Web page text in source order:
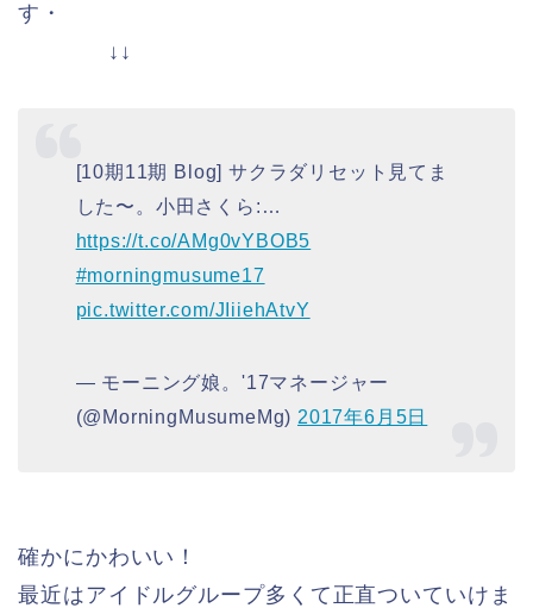
す・
↓↓
[10期11期 Blog] サクラダリセット見てま
した〜。小田さくら:…
https://t.co/AMg0vYBOB5
#morningmusume17
pic.twitter.com/JIiiehAtvY
— モーニング娘。'17マネージャー
(@MorningMusumeMg) 2017年6月5日
確かにかわいい！
最近はアイドルグループ多くて正直ついていけま